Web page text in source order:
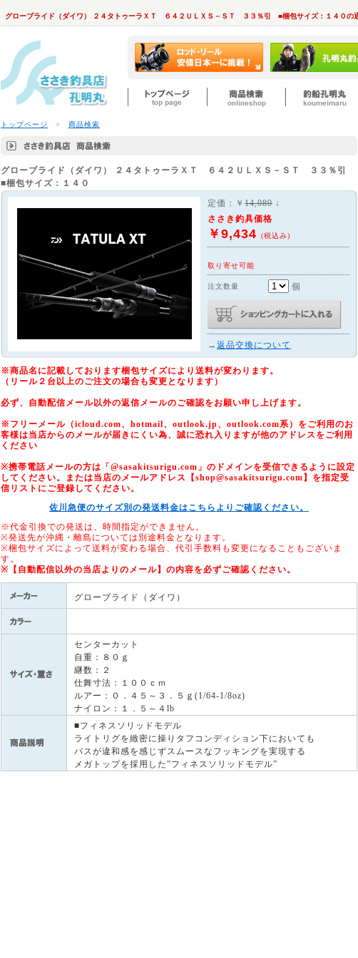
グローブライド（ダイワ） ２４タトゥーラＸＴ ６４２ＵＬＸＳ－ＳＴ ３３％引 ■梱包サイズ：１４０の
トップページ > 商品検索
グローブライド（ダイワ）
２４タトゥーラＸＴ ６４２ＵＬＸＳ－ＳＴ ３３％引
■梱包サイズ：１４０
定価：￥ 14,080 ↓
ささき釣具価格
￥9,434 (税込み)
取り寄せ可能
注文数量 個
→ 返品交換について
※商品名に記載しております梱包サイズにより送料が変わります。
（リール２台以上のご注文の場合も変更となります）
必ず、自動配信メール以外の返信メールのご確認をお願い申し上げます。
※フリーメール（icloud.com、hotmail、outlook.jp、outlook.com系）をご利用のお
客様は当店からのメールが届きにくい為、誠に恐れ入りますが他のアドレスをご利用
ください
※携帯電話メールの方は「@sasakitsurigu.com」のドメインを受信できるように設定
してください。または当店のメールアドレス【shop@sasakitsurigu.com】を指定受
信リストにご登録してください。
佐川急便のサイズ別の発送料金はこちらよりご確認ください。
※代金引換での発送は、時間指定ができません。
※発送先が沖縄・離島については別途料金となります。
※梱包サイズによって送料が変わる場合、代引手数料も変更になることもございま
す。
※【自動配信以外の当店よりのメール】の内容を必ずご確認ください。
グローブライド（ダイワ）
センターカット
自重：８０ｇ
継数：２
仕舞寸法：１００ｃｍ
ルアー：０．４５～３．５ｇ(1/64-1/8oz)
ナイロン：１．５～４lb
■フィネスソリッドモデル
ライトリグを緻密に操りタフコンディション下においても
バスが違和感を感じずスムースなフッキングを実現する
メガトップを採用した‟フィネスソリッドモデル”